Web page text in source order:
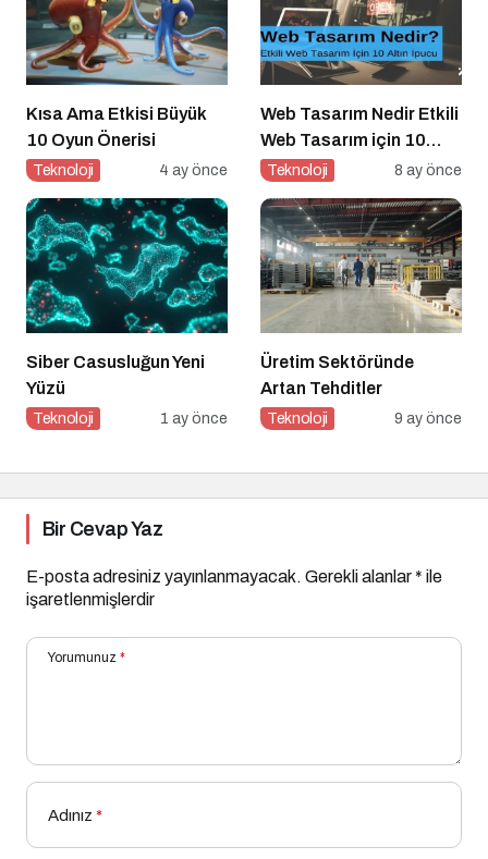
Kısa Ama Etkisi Büyük
10 Oyun Önerisi
Teknoloji 4 ay önce
Web Tasarım Nedir Etkili
Web Tasarım için 10
Altın İpucu
Teknoloji 8 ay önce
Siber Casusluğun Yeni
Yüzü
Teknoloji 1 ay önce
Üretim Sektöründe
Artan Tehditler
Teknoloji 9 ay önce
Bir Cevap Yaz
E-posta adresiniz yayınlanmayacak. Gerekli alanlar* ile
işaretlenmişlerdir
Yorumunuz *
Adınız *